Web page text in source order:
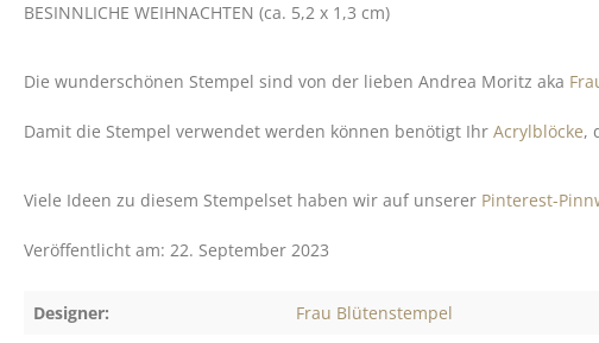
BESINNLICHE WEIHNACHTEN (ca. 5,2 x 1,3 cm)
Die wunderschönen Stempel sind von der lieben Andrea Moritz aka
Damit die Stempel verwendet werden können benötigt Ihr Acrylblöcke,
Viele Ideen zu diesem Stempelset haben wir auf unserer Pinterest-
Veröffentlicht am: 22. September 2023
Designer: Frau Blütenstempel